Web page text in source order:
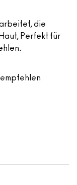
die
Perfekt für
empfehlen